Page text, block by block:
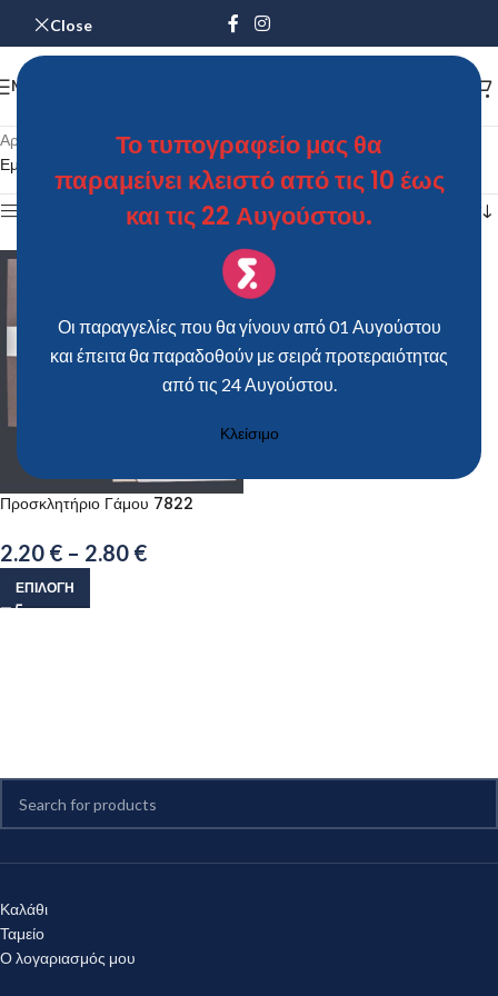
Close
Το τυπογραφείο μας θα
παραμείνει κλειστό από τις 10 έως
και τις 22 Αυγούστου.
Οι παραγγελίες που θα γίνουν από 01 Αυγούστου
και έπειτα θα παραδοθούν με σειρά προτεραιότητας
από τις 24 Αυγούστου.
Κλείσιμο
MENU
Αρχική σελίδα
Προϊόντα με ετικέτα “Προσκλητήριο Γάμου 7822”
Εμφάνιση του μοναδικού αποτελέσματος
Προσκλητήριο Γάμου 7822
2.20 € – 2.80 €
ΕΠΙΛΟΓΉ
Καλάθι
Ταμείο
Ο λογαριασμός μου